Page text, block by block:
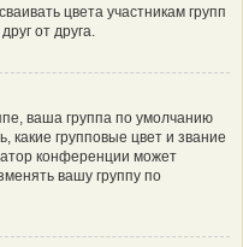
цвета участникам групп
от друга.
ваша группа по умолчанию
какие групповые цвет и звание
конференции может
вашу группу по